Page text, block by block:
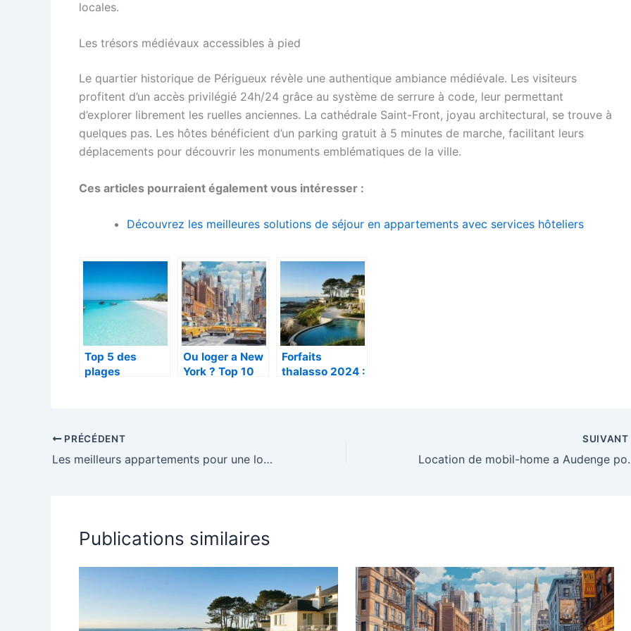
locales.
Les trésors médiévaux accessibles à pied
Le quartier historique de Périgueux révèle une authentique ambiance médiévale. Les visiteurs
profitent d’un accès privilégié 24h/24 grâce au système de serrure à code, leur permettant
d’explorer librement les ruelles anciennes. La cathédrale Saint-Front, joyau architectural, se trouve à
quelques pas. Les hôtes bénéficient d’un parking gratuit à 5 minutes de marche, facilitant leurs
déplacements pour découvrir les monuments emblématiques de la ville.
Ces articles pourraient également vous intéresser :
Découvrez les meilleures solutions de séjour en appartements avec services hôteliers
Top 5 des
plages
méconnus
Ou loger a New
York ? Top 10
Forfaits
thalasso 2024 :
PRÉCÉDENT
Les meilleurs appartements pour une location de vacances à Angers
SUIVANT
Location de mobil-
Publications similaires